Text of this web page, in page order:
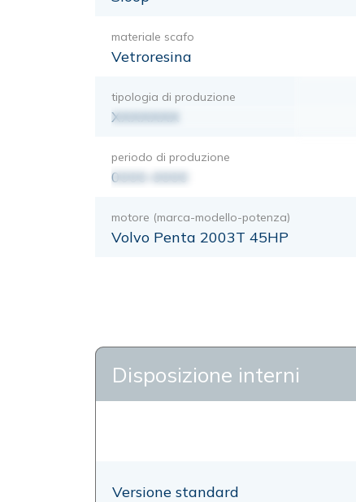
materiale scafo
Vetroresina
tipologia di produzione
XXXXXXX
periodo di produzione
0000-0000
motore (marca-modello-potenza)
Volvo Penta 2003T 45HP
Disposizione interni
Versione standard